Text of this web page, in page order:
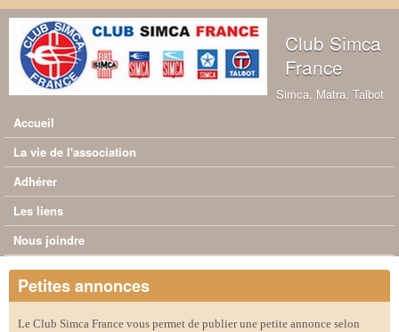
Aller au contenu principal
Club Simca
France
Simca, Matra, Talbot
Menu principal
Accueil
La vie de l'association
Adhérer
Les liens
Nous joindre
Petites annonces
Le Club Simca France vous permet de publier une petite annonce selon